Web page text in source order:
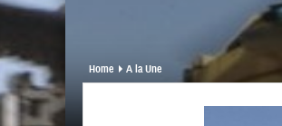
Home A la Une